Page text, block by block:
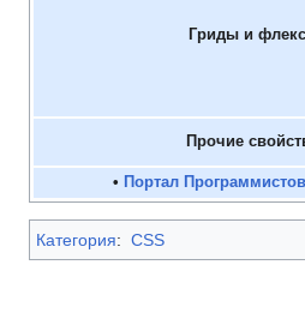
Гриды и
Прочие
• Портал Программистов
Категория: CSS